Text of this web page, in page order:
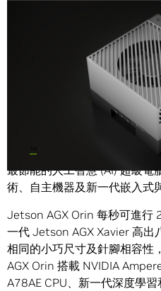
NVIDIA (輝達) 今天宣布正式
，這是世界
最節能的人工智慧 (AI) 超級電
術、自主機器及新一代嵌入式
Jetson AGX Orin 每秒可進行
一代 Jetson AGX Xavier 高出
相同的小巧尺寸及針腳相容性
AGX Orin 搭載 NVIDIA
A78AE CPU、新一代深度學